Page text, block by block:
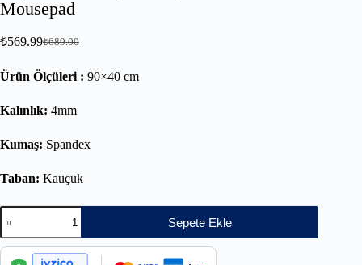
Mousepad
₺689.00
₺569.99
Ürün Ölçüleri : 90×40 cm
Kalınlık: 4mm
Kumaş: Spandex
Taban: Kauçuk
Sepete Ekle